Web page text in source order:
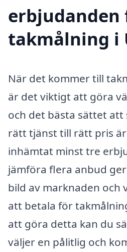
erbjudanden
takmålning i
När det kommer till
är det viktigt att göra
och det bästa sättet
rätt tjänst till rätt pris
inhämtat minst tre
jämföra flera anbud
bild av marknaden och
att betala för
att göra detta kan du
väljer en pålitlig och